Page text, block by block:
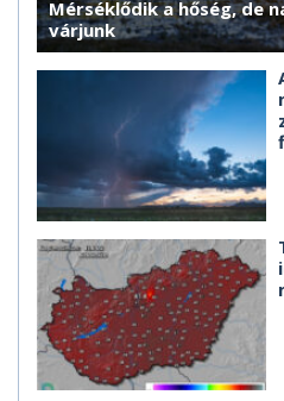
Mérséklődik a hőség, de
várjunk